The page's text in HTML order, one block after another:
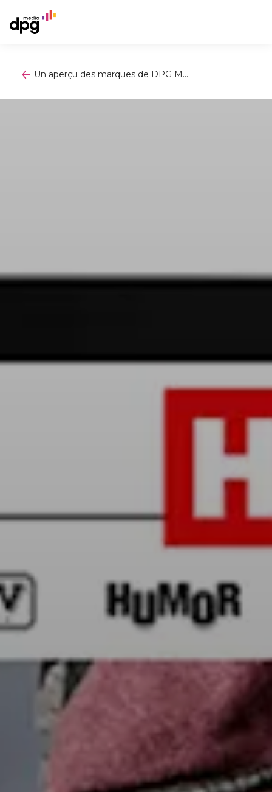
Un aperçu des marques de DPG M...